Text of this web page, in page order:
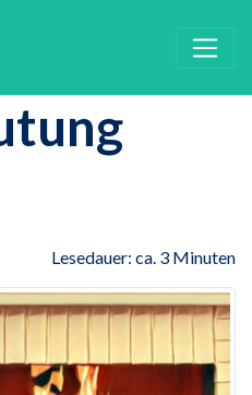
Lesedauer: ca. 3 Minuten